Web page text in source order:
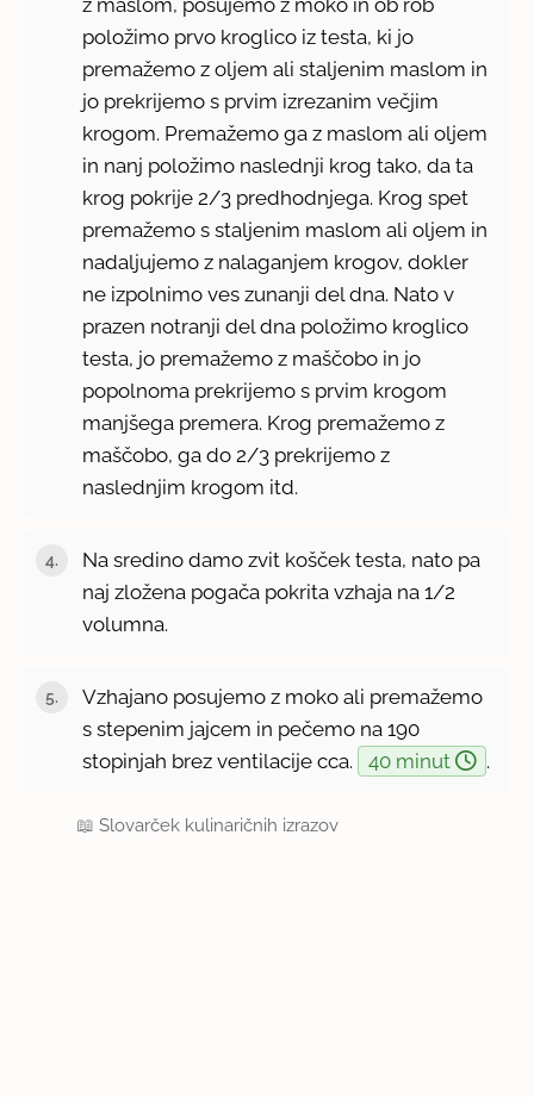
položimo prvo kroglico iz testa, ki jo
premažemo z oljem ali staljenim maslom in
jo prekrijemo s prvim izrezanim večjim
krogom. Premažemo ga z maslom ali oljem
in nanj položimo naslednji krog tako, da ta
krog pokrije 2/3 predhodnjega. Krog spet
premažemo s staljenim maslom ali oljem in
nadaljujemo z nalaganjem krogov, dokler
ne izpolnimo ves zunanji del dna. Nato v
prazen notranji del dna položimo kroglico
testa, jo premažemo z maščobo in jo
popolnoma prekrijemo s prvim krogom
manjšega premera. Krog premažemo z
maščobo, ga do 2/3 prekrijemo z
naslednjim krogom itd.
Na sredino damo zvit košček testa, nato pa
naj zložena pogača pokrita vzhaja na 1/2
volumna.
Vzhajano posujemo z moko ali premažemo
s stepenim jajcem in pečemo na 190
stopinjah brez ventilacije cca.
40 minut .
📖Slovarček kulinaričnih izrazov